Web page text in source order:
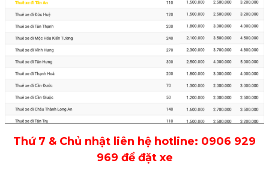
Thứ 7 & Chủ nhật liên hệ hotline: 0906 929
969 để đặt xe